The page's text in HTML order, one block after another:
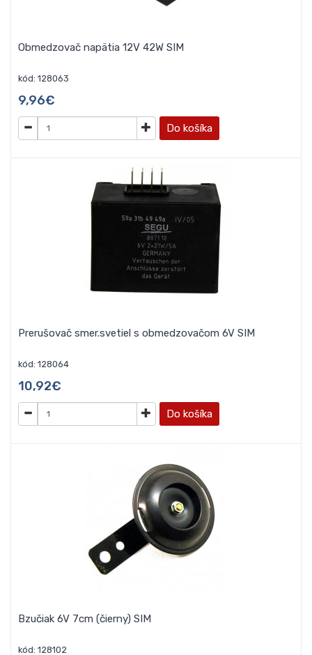
Obmedzovač napätia 12V 42W SIM
kód: 128063
9,96€
Do košíka
Prerušovač smer.svetiel s obmedzovačom 6V SIM
kód: 128064
10,92€
Do košíka
Bzučiak 6V 7cm (čierny) SIM
kód: 128102